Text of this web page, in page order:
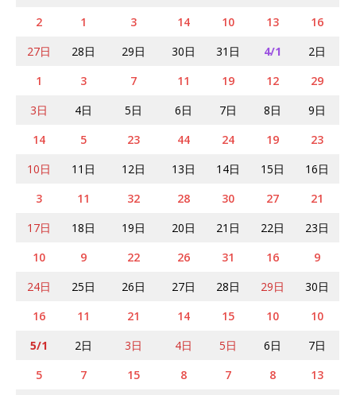
2 1 3 14 10 13
16
27日
28日 29日 30日 31日 4/1
2日
1
3 7 11 19 12
29
3日
4日 5日 6日 7日 8日
9日
14
5 23 44 24 19
23
10日
11日 12日 13日 14日 15日
16日
3
11 32 28 30 27
21
17日
18日 19日 20日 21日 22日
23日
10
9 22 26 31 16
9
24日
25日 26日 27日 28日 29日
30日
16
11 21 14 15 10
10
5/1
2日 3日 4日 5日 6日
7日
5
7 15 8 7 8
13